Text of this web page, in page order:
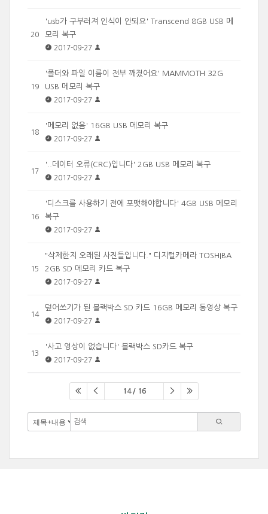
20
'usb가 구부러져 인식이 안되요' Transcend 8GB USB 메
모리 복구
2017-09-27
19
'폴더와 파일 이름이 전부 깨졌어요' MAMMOTH 32G
USB 메모리 복구
2017-09-27
18
'메모리 없음' 16GB USB 메모리 복구
2017-09-27
17
'..데이터 오류(CRC)입니다' 2GB USB 메모리 복구
2017-09-27
16
'디스크를 사용하기 전에 포맷해야합니다' 4GB USB 메모리
복구
2017-09-27
15
"삭제한지 오래된 사진들입니다." 디지털카메라 TOSHIBA
2GB SD 메모리 카드 복구
2017-09-27
14
덮어쓰기가 된 블랙박스 SD 카드 16GB 메모리 동영상 복구
2017-09-27
13
'사고 영상이 없습니다' 블랙박스 SD카드 복구
2017-09-27
14 / 16